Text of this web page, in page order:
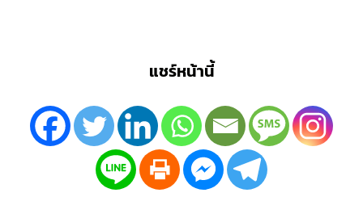
แชร์หน้านี้